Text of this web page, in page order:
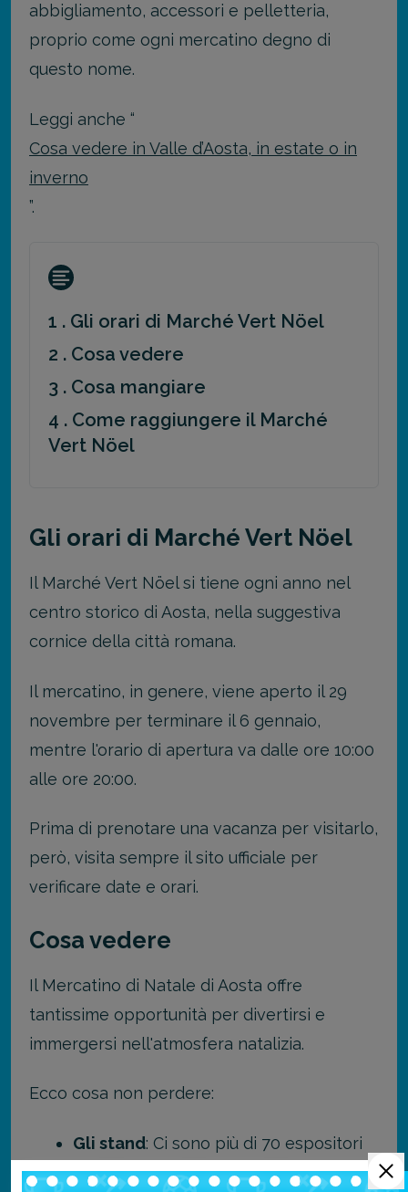
abbigliamento, accessori e pelletteria,
proprio come ogni mercatino degno di
questo nome.
Leggi anche “
Cosa vedere in Valle d’Aosta, in estate o in
inverno
”.
1 . Gli orari di Marché Vert Nöel
2 . Cosa vedere
3 . Cosa mangiare
4 . Come raggiungere il Marché
Vert Nöel
Gli orari di Marché Vert Nöel
Il Marché Vert Nöel si tiene ogni anno nel
centro storico di Aosta, nella suggestiva
cornice della città romana.
Il mercatino, in genere, viene aperto il 29
novembre per terminare il 6 gennaio,
mentre l'orario di apertura va dalle ore 10:00
alle ore 20:00.
Prima di prenotare una vacanza per visitarlo,
però, visita sempre il sito ufficiale per
verificare date e orari.
Cosa vedere
Il Mercatino di Natale di Aosta offre
tantissime opportunità per divertirsi e
immergersi nell'atmosfera natalizia.
Ecco cosa non perdere:
Gli stand: Ci sono più di 70 espositori
provenienti da tutta Italia che offrono